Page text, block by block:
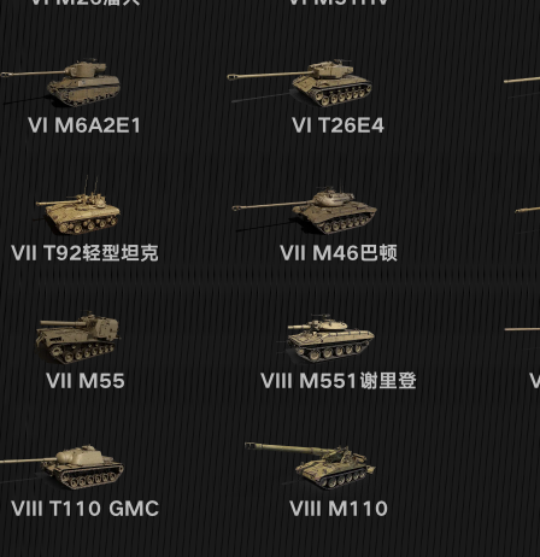
VI M6A2E1 VI T26E4
VII T92轻型坦克 VII M46巴顿
VII M55 VIII M551谢里登
VIII T110 GMC VIII M110